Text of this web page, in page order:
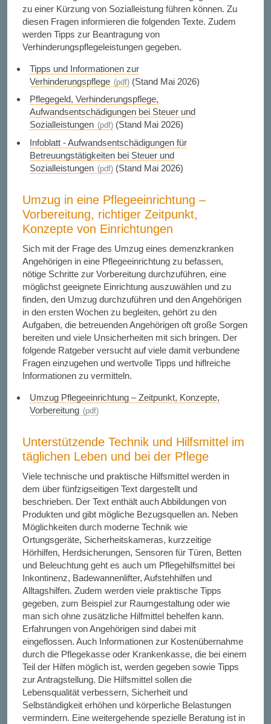
zu einer Kürzung von Sozialleistung führen können. Zu
diesen Fragen informieren die folgenden Texte. Zudem
werden Tipps zur Beantragung von
Verhinderungspflegeleistungen gegeben.
Tipps und Informationen zur
Verhinderungspflege
(Stand Mai 2026)
Pflegegeld, Verhinderungspflege,
Aufwandsentschädigungen bei Steuer und
Sozialleistungen
(Stand Mai 2026)
Infoblatt - Aufwandsentschädigungen für
Betreuungstätigkeiten bei Steuer und
Sozialleistungen
(Stand Mai 2026)
Umzug in eine Pflegeeinrichtung –
Vorbereitung, richtiger Zeitpunkt,
Konzepte von Einrichtungen
Sich mit der Frage des Umzug eines demenzkranken
Angehörigen in eine Pflegeeinrichtung zu befassen,
nötige Schritte zur Vorbereitung durchzuführen, eine
möglichst geeignete Einrichtung auszuwählen und zu
finden, den Umzug durchzuführen und den Angehörigen
in den ersten Wochen zu begleiten, gehört zu den
Aufgaben, die betreuenden Angehörigen oft große Sorgen
bereiten und viele Unsicherheiten mit sich bringen. Der
folgende Ratgeber versucht auf viele damit verbundene
Fragen einzugehen und wertvolle Tipps und hiflreiche
Informationen zu vermitteln.
Umzug Pflegeeinrichtung – Zeitpunkt, Konzepte,
Vorbereitung
Unterstützende Technik und Hilfsmittel im
täglichen Leben und bei der Pflege
Viele technische und praktische Hilfsmittel werden in
dem über fünfzigseitigen Text dargestellt und
beschrieben. Der Text enthält auch Abbildungen von
Produkten und gibt mögliche Bezugsquellen an. Neben
Möglichkeiten durch moderne Technik wie
Ortungsgeräte, Sicherheitskameras, kurzzeitige
Hörhilfen, Herdsicherungen, Sensoren für Türen, Betten
und Beleuchtung geht es auch um Pflegehilfsmittel bei
Inkontinenz, Badewannenlifter, Aufstehhilfen und
Alltagshilfen. Zudem werden viele praktische Tipps
gegeben, zum Beispiel zur Raumgestaltung oder wie
man sich ohne zusätzliche Hilfmittel behelfen kann.
Erfahrungen von Angehörigen sind dabei mit
eingeflossen. Auch Informationen zur Kostenübernahme
durch die Pflegekasse oder Krankenkasse, die bei einem
Teil der Hilfen möglich ist, werden gegeben sowie Tipps
zur Antragstellung. Die Hilfsmittel sollen die
Lebensqualität verbessern, Sicherheit und
Selbständigkeit erhöhen und körperliche Belastungen
vermindern. Eine weitergehende spezielle Beratung ist in